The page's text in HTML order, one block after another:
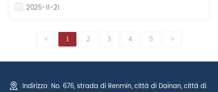
2025-11-21
< 1 2 3 4 5 >
Indirizzo: No. 676, strada di Renmin, città di Dainan, città di